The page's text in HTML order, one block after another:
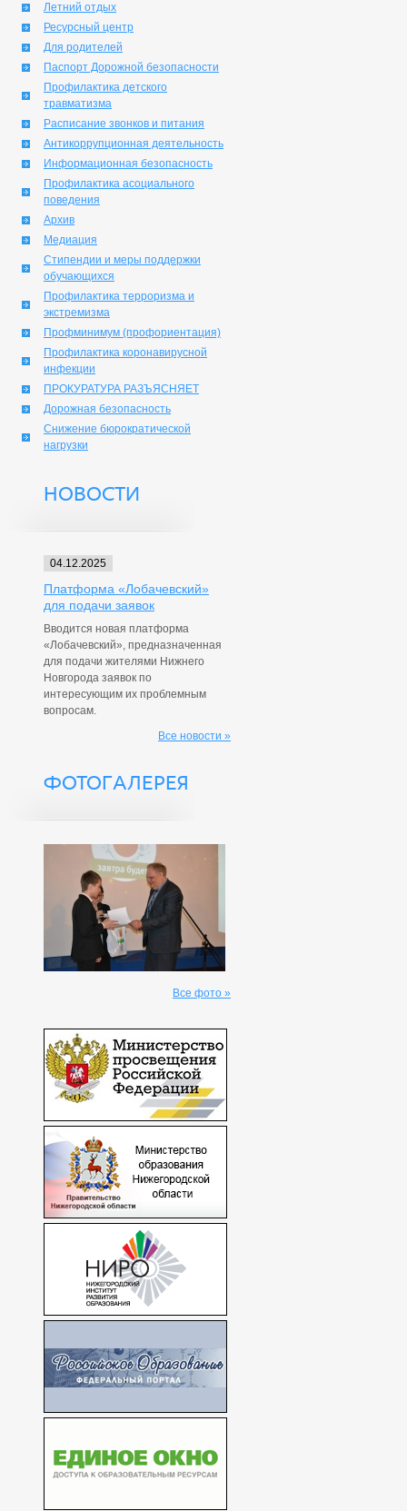
Летний отдых
Ресурсный центр
Для родителей
Паспорт Дорожной безопасности
Профилактика детского
травматизма
Расписание звонков и питания
Антикоррупционная деятельность
Информационная безопасность
Профилактика асоциального
поведения
Архив
Медиация
Стипендии и меры поддержки
обучающихся
Профилактика терроризма и
экстремизма
Профминимум (профориентация)
Профилактика коронавирусной
инфекции
ПРОКУРАТУРА РАЗЪЯСНЯЕТ
Дорожная безопасность
Снижение бюрократической
нагрузки
НОВОСТИ
04.12.2025
Платформа «Лобачевский»
для подачи заявок
Вводится новая платформа
«Лобачевский», предназначенная
для подачи жителями Нижнего
Новгорода заявок по
интересующим их проблемным
вопросам.
Все новости »
ФОТОГАЛЕРЕЯ
Все фото »